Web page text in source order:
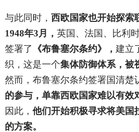
与此同时， 西欧国家也开始探索
1948年3月， 英国、法国、比利
签署了
《布鲁塞尔条约》， 建立
织，这是一个集体防御体系，被
然而，布鲁塞尔条约签署国清楚
的参与，单靠西欧国家难以有效
因此， 他们开始积极寻求将美国
的方案。